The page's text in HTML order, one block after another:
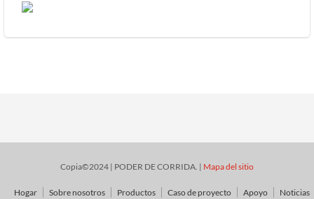
Copia©2024 | PODER DE CORRIDA. | Mapa del sitio
Hogar Sobre nosotros Productos Caso de proyecto Apoyo Noticias